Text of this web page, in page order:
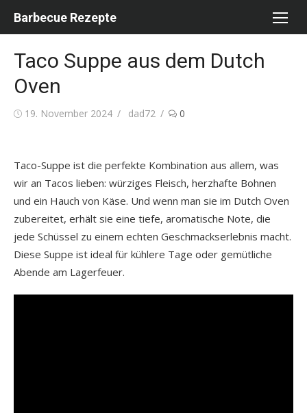
Barbecue Rezepte
Taco Suppe aus dem Dutch
Oven
Posted
19. November 2024 Author
dad72 0
Taco-Suppe ist die perfekte Kombination aus allem, was
wir an Tacos lieben: würziges Fleisch, herzhafte Bohnen
und ein Hauch von Käse. Und wenn man sie im Dutch Oven
zubereitet, erhält sie eine tiefe, aromatische Note, die
jede Schüssel zu einem echten Geschmackserlebnis macht.
Diese Suppe ist ideal für kühlere Tage oder gemütliche
Abende am Lagerfeuer.